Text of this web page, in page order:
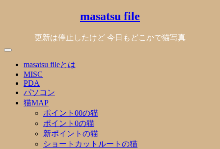
masatsu file
更新は停止したけど 今日もどこかで猫写真
masatsu fileとは
MISC
PDA
パソコン
猫MAP
ポイント00の猫
ポイント0の猫
新ポイントの猫
ショートカットルートの猫